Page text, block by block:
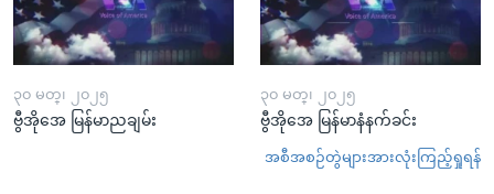
၃၀ မတ္၊ ၂၀၂၅
ဗွီအိုအေ မြန်မာညချမ်း
၃၀ မတ္၊ ၂၀၂၅
ဗွီအိုအေ မြန်မာနံနက်ခင်း
အစီအစဉ်တွဲများအားလုံးကြည့်ရှုရန်